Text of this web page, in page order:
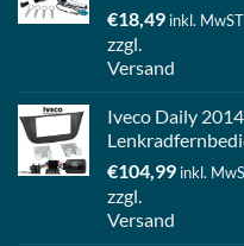
€18,49 inkl. MwST
zzgl.
Versand
Iveco Daily
€104,99 inkl.
zzgl.
Versand